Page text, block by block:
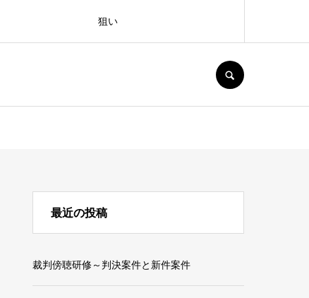
狙い
最近の投稿
裁判傍聴研修～判決案件と新件案件